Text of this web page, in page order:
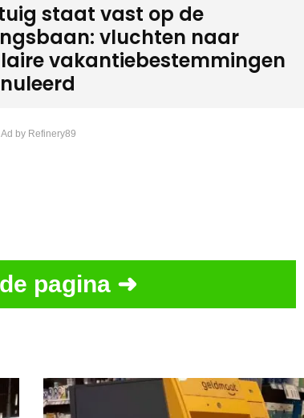
staat vast op de
vluchten naar
vakantiebestemmingen
by Refinery89
pagina ➜